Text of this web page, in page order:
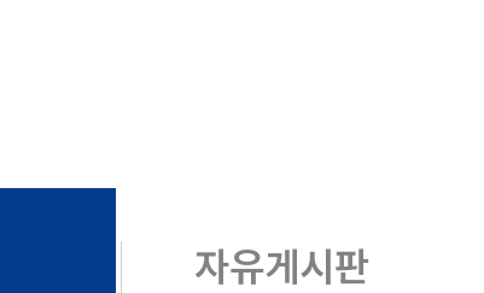
자유게시판